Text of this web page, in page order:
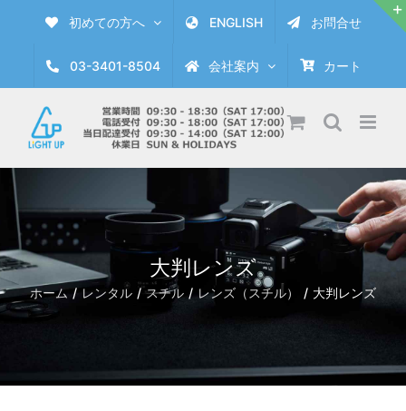
初めての方へ ENGLISH お問合せ
03-3401-8504 会社案内 カート
大判レンズ
ホーム レンタル スチル レンズ（スチル） 大判レンズ